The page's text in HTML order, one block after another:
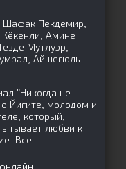
Пекдемир,
Амине
Мутлуэр,
Айшегюль
"Никогда не
Йигите, молодом и
который,
любви к
Все